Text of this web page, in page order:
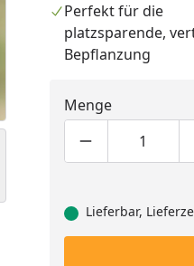
Bild anzeigen
zur Wunschliste
Perfekt für die
platzsparende,
Bepflanzung
Menge
Lieferbar,